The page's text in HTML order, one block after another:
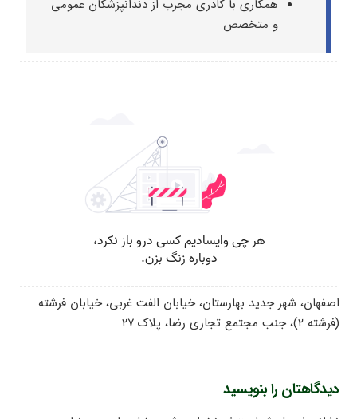
همکاری با کادری مجرب از دندانپزشکان عمومی
و متخصص
اصفهان، شهر جدید بهارستان، خیابان الفت غربی، خیابان فرشته
(فرشته ۲)، جنب مجتمع تجاری رضا، پلاک ۲۷
دیدگاهتان را بنویسید